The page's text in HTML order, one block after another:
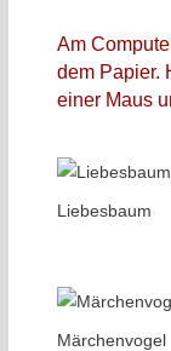
Am
dem Papier.
einer Maus
Liebesbaum
Märchenvogel